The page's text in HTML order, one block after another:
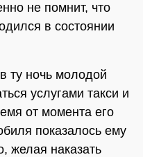
не помнит, что
в состоянии
ту ночь молодой
услугами такси и
от момента его
показалось ему
желая наказать